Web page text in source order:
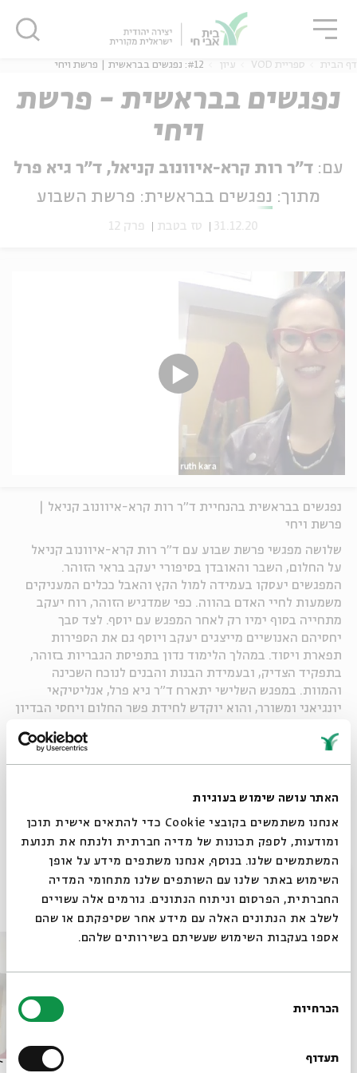
האתר עושה שימוש בעוגיות
אנחנו משתמשים בקובצי Cookie כדי להתאים אישית תוכן
ומודעות, לספק תכונות של מדיה חברתית ולנתח את תנועת
המשתמשים שלנו. בנוסף, אנחנו משתפים מידע על אופן
השימוש באתר שלנו עם השותפים שלנו מתחומי המדיה
החברתית, הפרסום וניתוח הנתונים. גורמים אלה עשויים
לשלב את הנתונים האלה עם מידע אחר שסיפקתם או שהם
אספו בעקבות השימוש שעשיתם בשירותים שלהם.
הסכמה
הכרחיות
תעדוף
אנגלית
דף הבית ספריית VOD עיון #12: נפגשים בבראשית | פרשת ויחי
נפגשים בבראשית - פרשת
ויחי
עם: ד"ר רות קרא-איוונוב קניאל, ד"ר גיא פרל
מתוך: נפגשים בבראשית: פרשת השבוע
31.12.20 טז בטבת פרק 12
נפגשים בבראשית בהנחיית ד"ר רות קרא-איוונוב קניאל |
פרשת ויחי
שלושה מפגשי פרשת שבוע עם ד"ר רות קרא-איוונוב קניאל
על החלום, השבר והאובדן בסיפורי יעקב בראי הזוהר.
המפגשים יעסקו בעמידה למול הקץ והאבל ככלים המעניקים
משמעות לחיי האדם בהווה. כפי שמדגיש הזוהר, רוח יעקב
מתחייה בסוף ימיו רק לאחר המפגש עם יוסף. לצד סבך
יחסיהם האנושיים מייצגים יעקב ויוסף גם את הספירות
תפארת ויסוד. במהלך הלימוד נדון בתפיסת הגבריות בזוהר,
בתפקיד הצדיק, ובעמידת הבנות והבנים לנוכח השכינה
והמוות. במפגש השלישי יתארח ד"ר גיא פרל, אנליטיקאי
יונגיאני ומשורר, והוא יוקדש לחידת פשר החלום ויחסי הבדיון
שיתוף
תגיות: תנ"ך קבלה
פרקים נוספים בסדרה
סגור
סגור